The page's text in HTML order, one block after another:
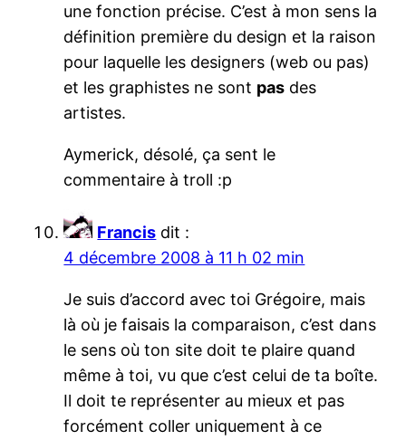
une fonction précise. C’est à mon sens la
définition première du design et la raison
pour laquelle les designers (web ou pas)
et les graphistes ne sont pas des
artistes.
Aymerick, désolé, ça sent le
commentaire à troll :p
Francis dit :
4 décembre 2008 à 11 h 02 min
Je suis d’accord avec toi Grégoire, mais
là où je faisais la comparaison, c’est dans
le sens où ton site doit te plaire quand
même à toi, vu que c’est celui de ta boîte.
Il doit te représenter au mieux et pas
forcément coller uniquement à ce